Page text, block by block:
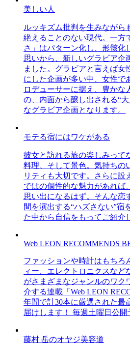
美しい人
ルッキズム批判を生みながら
絶えることのない現代。一方
さ」はパターン化し、形骸化
思いから、新しいグラビア企
ました。グラビアと言えば女
にした企画が多い中、女性で
ロデューサーに据え、豊かな
の、内面から醸し出される“
なグラビア企画となります。
モテる宿にはワケがある
彼女と訪れる旅の楽しみっ
料理、そして景色。気持ちの
リティも大切です。さらに設
ではの個性的な魅力があれば
思い出になるはず。そんな恋
間を演出する“ハズさない”宿
た中から自信をもってご紹介
Web LEON RECOMMENDS
ファッションや時計はもちろ
ィー、エレクトロニクスなど
がさまざまなジャンルのワク
介する連載「Web LEON
年間で計30本に厳選された最
届けします！ 毎週土曜日公開
藤村 岳のオヤジ美容道